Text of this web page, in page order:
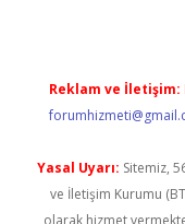
Reklam ve İletişim:
Yasal Uyarı: Sitemiz,
ve İletişim Kurumu
olarak hizmet